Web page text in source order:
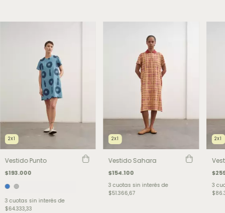
2X1
Vestido Punto
$193.000
3 cuotas sin interés de
$64.333,33
2X1
Vestido Sahara
$154.100
3 cuotas sin interés de
$51.366,67
2X1
3